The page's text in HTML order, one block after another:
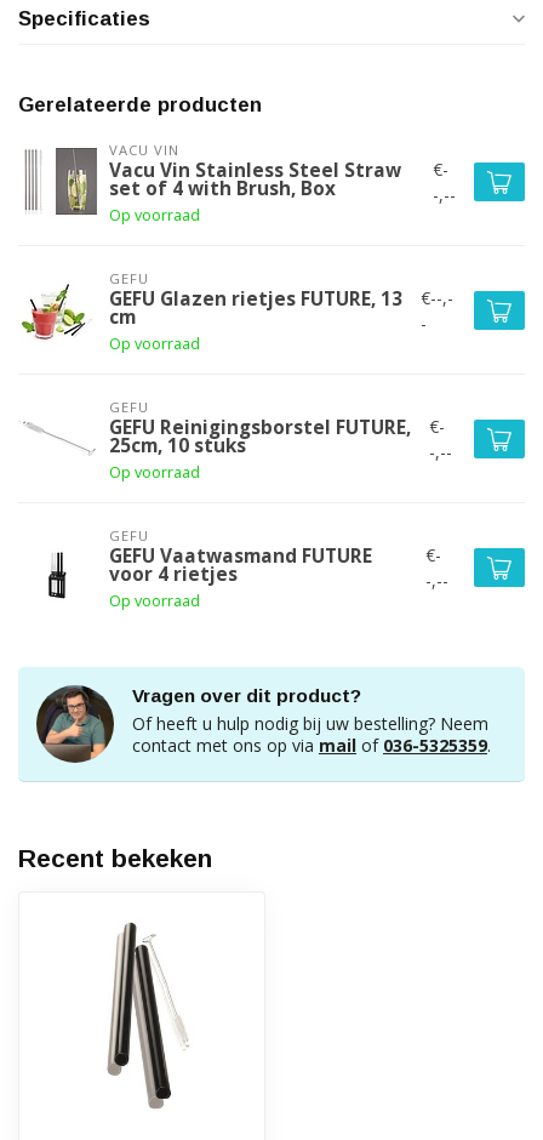
Specificaties
Gerelateerde producten
VACU VIN
Vacu Vin Stainless Steel Straw
set of 4 with Brush, Box
Op voorraad
€-
-,--
GEFU
GEFU Glazen rietjes FUTURE, 13
cm
Op voorraad
€--,-
-
GEFU
GEFU Reinigingsborstel FUTURE,
25cm, 10 stuks
Op voorraad
€-
-,--
GEFU
GEFU Vaatwasmand FUTURE
voor 4 rietjes
Op voorraad
€-
-,--
Vragen over dit product?
Of heeft u hulp nodig bij uw bestelling? Neem
contact met ons op via mail of 036-5325359.
Recent bekeken